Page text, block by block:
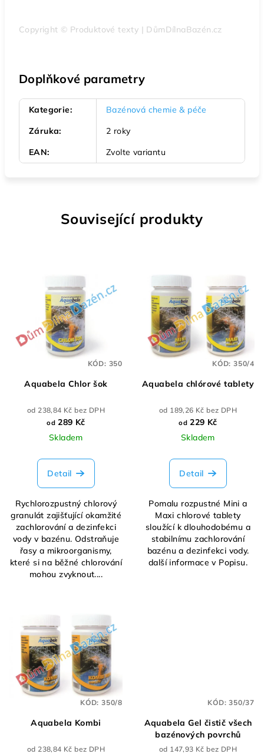
Copyright © Produktové texty | DůmDílnaBazén.cz
Doplňkové parametry
Kategorie:
Bazénová chemie & péče
Záruka:
2 roky
EAN: Zvolte variantu
Související produkty
Aquabela Chlor šok
od 238,84 Kč bez DPH
od 289 Kč
Skladem
Detail
Rychlorozpustný chlorový
granulát zajišťující okamžité
zachlorování a dezinfekci
vody v bazénu. Odstraňuje
řasy a mikroorganismy,
které si na běžné chlorování
mohou zvyknout....
KÓD: 350
Aquabela chlórové tablety
od 189,26 Kč bez DPH
od 229 Kč
Skladem
Detail
Pomalu rozpustné Mini a
Maxi chlorové tablety
sloužící k dlouhodobému a
stabilnímu zachlorování
bazénu a dezinfekci vody.
další informace v Popisu.
KÓD: 350/4
Aquabela Kombi
od 238,84 Kč bez DPH
KÓD: 350/8
Aquabela Gel čistič všech
bazénových povrchů
od 147,93 Kč bez DPH
KÓD:350/37